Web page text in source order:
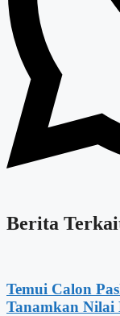
Berita
Temui Calon
Tanamkan Nilai